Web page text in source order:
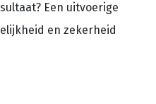
Een uitvoerige
en zekerheid